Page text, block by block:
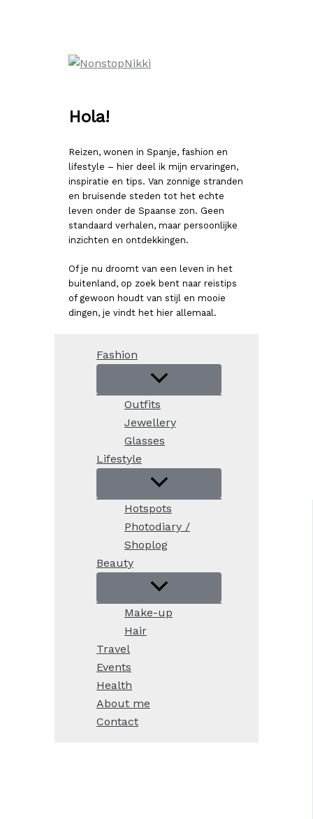
Hola!
Reizen, wonen in Spanje, fashion en
lifestyle – hier deel ik mijn ervaringen,
inspiratie en tips. Van zonnige stranden
en bruisende steden tot het echte
leven onder de Spaanse zon. Geen
standaard verhalen, maar persoonlijke
inzichten en ontdekkingen.
Of je nu droomt van een leven in het
buitenland, op zoek bent naar reistips
of gewoon houdt van stijl en mooie
dingen, je vindt het hier allemaal.
Fashion
Outfits
Jewellery
Glasses
Lifestyle
Hotspots
Photodiary /
Shoplog
Beauty
Make-up
Hair
Travel
Events
Health
About me
Contact